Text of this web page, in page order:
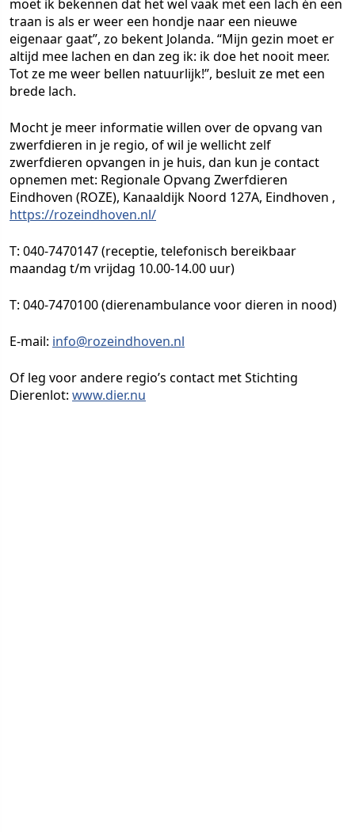
moet ik bekennen dat het wel vaak met een lach én een
traan is als er weer een hondje naar een nieuwe
eigenaar gaat”, zo bekent Jolanda. “Mijn gezin moet er
altijd mee lachen en dan zeg ik: ik doe het nooit meer.
Tot ze me weer bellen natuurlijk!”, besluit ze met een
brede lach.
Mocht je meer informatie willen over de opvang van
zwerfdieren in je regio, of wil je wellicht zelf
zwerfdieren opvangen in je huis, dan kun je contact
opnemen met: Regionale Opvang Zwerfdieren
Eindhoven (ROZE), Kanaaldijk Noord 127A, Eindhoven ,
https://rozeindhoven.nl/
T: 040-7470147(receptie, telefonisch bereikbaar
maandag t/m vrijdag 10.00-14.00 uur)
T: 040-7470100(dierenambulance voor dieren in nood)
E-mail: info@rozeindhoven.nl
Of leg voor andere regio’s contact met Stichting
Dierenlot: www.dier.nu